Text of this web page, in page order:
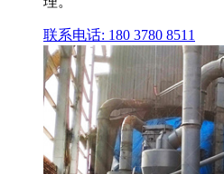
联系电话: 180 3780 8511